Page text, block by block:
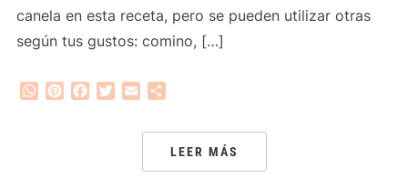
canela en esta receta, pero se pueden utilizar otras
según tus gustos: comino, […]
WhatsApp
PinterestFacebook
Twitter
Email
LEER MÁS